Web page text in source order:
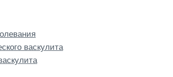
васкулита